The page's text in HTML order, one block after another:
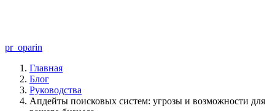
pr_oparin
Главная
Блог
Руководства
Апдейты поисковых систем: угрозы и возможности для